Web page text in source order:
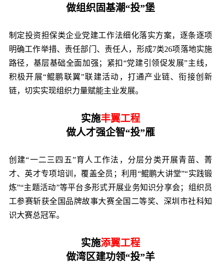
做组织固基潮“投”堡
制定投资担保类企业党建工作法细化落实方案，逐条逐项
明确工作举措、责任部门、责任人，形成7类26项落地实施
路径，基层基础全面加强；紧扣“党建引领促发展”主线，
积极开展“鲲鹏联翼”联建活动，打通产业链、衔接创新
链，切实实现组织力量赋能主业发展。
实施丰翼工程
做人才强企智“投”雁
创建“一二三四五”育人工作法，分层分类开展青苗、菁
才、英才专项培训，覆盖全员；利用“鲲鹏大讲堂”“实践锻
炼”“主题活动”等平台多形式开展业务知识分享会；组织员
工参赛斩获全国品牌故事大赛全国二等奖、深圳市社科知
识大赛总冠军。
实施添翼工程
做湾区建功领“投”羊